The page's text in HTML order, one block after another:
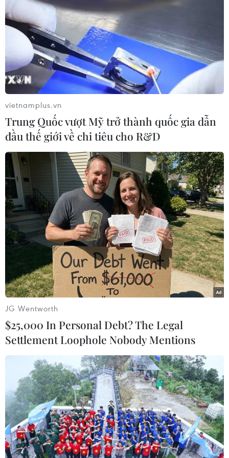
#quan trắc môi trường
#Trung tâm Quan trắc tài nguyên và môi trường
#Sở Tài nguyên và Môi trường tỉnh Quảng Ninh
Quảng Ninh
Theo dõi VietnamPlus
TIN LIÊN QUAN
vietnamplus.vn
Trung Quốc vượt Mỹ trở thành quốc gia dẫn
đầu thế giới về chi tiêu cho R&D
JG Wentworth
$25,000 In Personal Debt? The Legal
Settlement Loophole Nobody Mentions